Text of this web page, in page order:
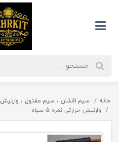
خانه سیم افشان ، سیم مفتول ، وارنیش
وارنیش حرارتی نمره 5 سیاه